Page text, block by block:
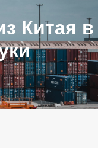
Китая в